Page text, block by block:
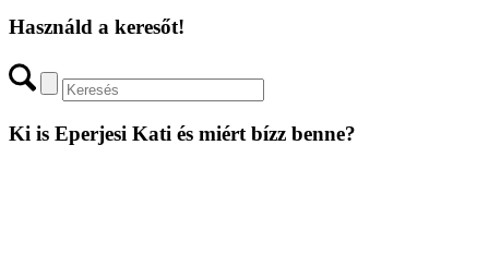
Használd a keresőt!
Ki is Eperjesi Kati és miért bízz benne?